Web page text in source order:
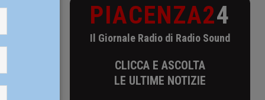
le forze
le
PIACENZA24
Il Giornale Radio di Radio Sound
CLICCA E ASCOLTA
LE ULTIME NOTIZIE